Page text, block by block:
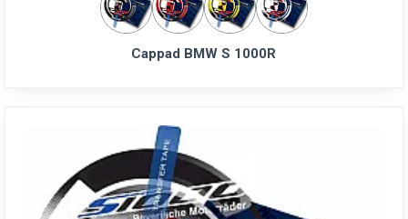
Cappad BMW S 1000R